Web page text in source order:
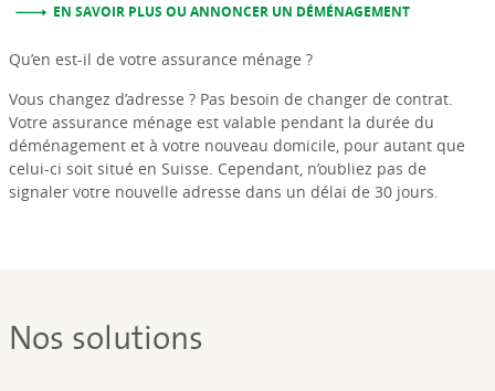
EN SAVOIR PLUS OU ANNONCER UN DÉMÉNAGEMENT
Qu’en est-il de votre assurance ménage ?
Vous changez d’adresse ? Pas besoin de changer de contrat.
Votre assurance ménage est valable pendant la durée du
déménagement et à votre nouveau domicile, pour autant que
celui-ci soit situé en Suisse. Cependant, n’oubliez pas de
signaler votre nouvelle adresse dans un délai de 30 jours.
Nos solutions